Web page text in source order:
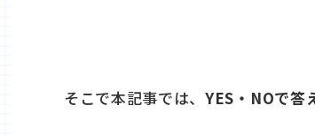
そこで本記事では、YES・NOで答